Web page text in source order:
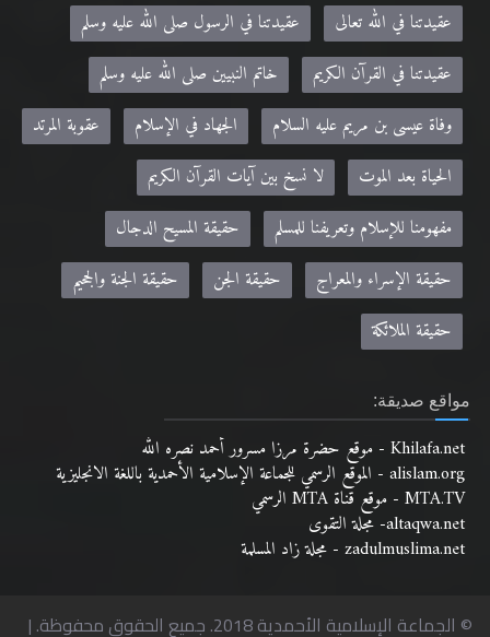
عقيدتنا في الله تعالى
عقيدتنا في الرسول صلى الله عليه وسلم
عقيدتنا في القرآن الكريم
خاتم النبيين صلى الله عليه وسلم
وفاة عيسى بن مريم عليه السلام
الجهاد في الإسلام
عقوبة المرتد
الحياة بعد الموت
لا نسخ بين آيات القرآن الكريم
مفهومنا للإسلام وتعريفنا للمسلم
حقيقة المسيح الدجال
حقيقة الإسراء والمعراج
حقيقة الجن
حقيقة الجنة والجحيم
حقيقة الملائكة
مواقع صديقة:
Khilafa.net - موقع حضرة مرزا مسرور أحمد نصره الله
alislam.org - الموقع الرسمي للجماعة الإسلامية الأحمدية باللغة الانجليزية
MTA.TV - موقع قناة MTA الرسمي
altaqwa.net- مجلة التقوى
zadulmuslima.net - مجلة زاد المسلمة
© الجماعة الإسلامية الأحمدية 2018. جميع الحقوق محفوظة. |